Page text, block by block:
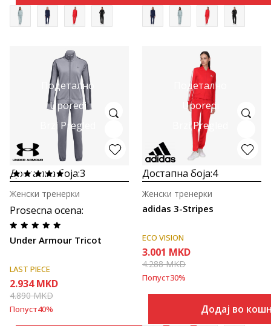
Подетално
Uporedi
Brzi Pregled
Достапна боја:3
Prosecna ocena:
Under Armour Tricot
Женски тренерки
LAST PIECE
2.934 MKD
4.890MKD
Попуст40%
Подетално
Uporedi
Brzi Pregled
Достапна боја:4
adidas 3-Stripes
Женски тренерки
ECO VISION
3.001 MKD
4.288MKD
Попуст30%
Додај во